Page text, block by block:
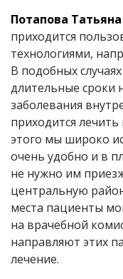
Потапова
приходится
технологиями,
В подобных
длительные сроки
заболевания
приходится
этого мы широко
очень удобно и в
не нужно им
центральную
места пациенты
на врачебной
направляют этих
лечение.